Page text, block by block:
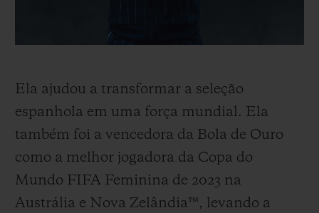
Ela ajudou a transformar a seleção
espanhola em uma força mundial. Ela
também foi a vencedora da Bola de Ouro
como a melhor jogadora da Copa do
Mundo FIFA Feminina de 2023 na
Austrália e Nova Zelândia™, levando a